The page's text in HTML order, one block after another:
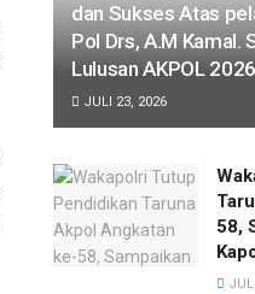
dan Sukses Atas
Pol Drs, A.M Kamal.
Lulusan AKPOL 2026
JULI 23, 2026
58,